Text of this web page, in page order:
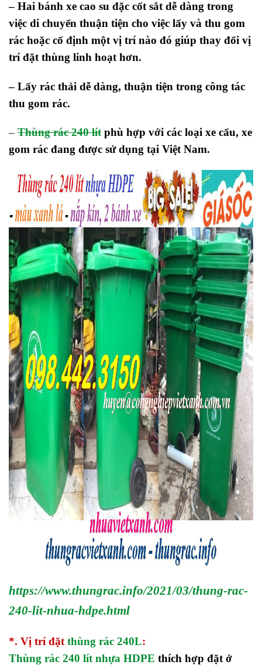
– Hai bánh xe cao su đặc cốt sắt dễ dàng trong
việc di chuyển thuận tiện cho việc lấy và thu gom
rác hoặc cố định một vị trí nào đó giúp thay đổi vị
trí đặt thùng linh hoạt hơn.
– Lấy rác thải dễ dàng, thuận tiện trong công tác
thu gom rác.
– Thùng rác 240 lít phù hợp với các loại xe cẩu, xe
gom rác đang được sử dụng tại Việt Nam.
https://www.thungrac.info/2021/03/thung-rac-
240-lit-nhua-hdpe.html
*. Vị trí đặt thùng rác 240L:
Thùng rác 240 lít nhựa HDPE thích hợp đặt ở